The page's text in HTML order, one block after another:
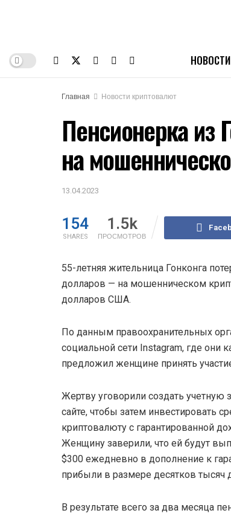
Главная
Новости криптовалют
Пенсионерка из
на
13.04.2023
154
SHARES
1.5k
ПРОСМОТРОВ
55-летняя жительница Гонконга
долларов — на мошенническом
долларов США.
По данным правоохранительных
социальной сети Instagram, где
предложил женщине принять
Жертву уговорили создать учетную
сайте, чтобы затем инвестировать
криптовалюту с гарантированной
Женщину заверили, что ей будут
$300 ежедневно в дополнение к
прибыли в размере десятков тысяч
В результате всего за два месяца